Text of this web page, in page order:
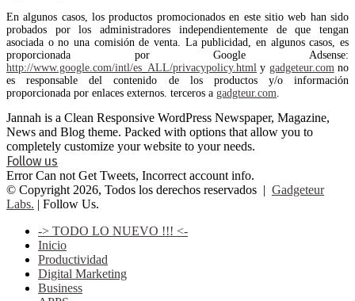
En algunos casos, los productos promocionados en este sitio web han sido
probados por los administradores independientemente de que tengan
asociada o no una comisión de venta. La publicidad, en algunos casos, es
proporcionada por Google Adsense:
http://www.google.com/intl/es_ALL/privacypolicy.html y gadgeteur.com no
es responsable del contenido de los productos y/o información
proporcionada por enlaces externos. terceros a gadgteur.com
Jannah is a Clean Responsive WordPress Newspaper, Magazine,
News and Blog theme. Packed with options that allow you to
completely customize your website to your needs.
Follow us
Error Can not Get Tweets, Incorrect account info.
© Copyright 2026, Todos los derechos reservados | Gadgeteur
Labs. | Follow Us.
-> TODO LO NUEVO !!! <-
Inicio
Productividad
Digital Marketing
Business